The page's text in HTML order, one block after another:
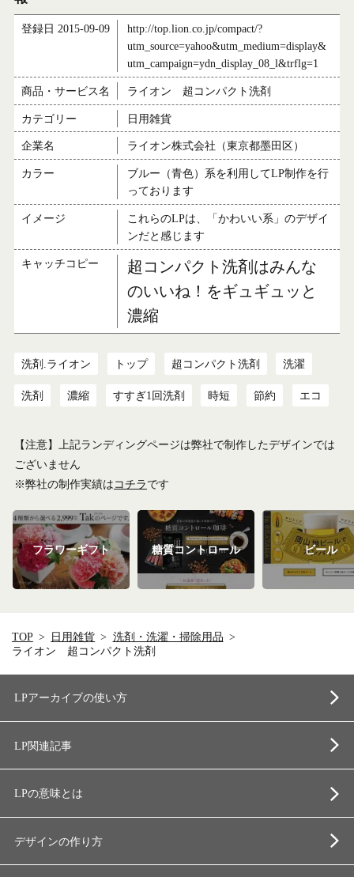
登録日 2015-09-09
http://top.lion.co.jp/compact/?
utm_source=yahoo&utm_medium=display&
utm_campaign=ydn_display_08_l&trflg=1
商品・サービス名 ライオン 超コンパクト洗剤
カテゴリー 日用雑貨
企業名 ライオン株式会社（東京都墨田区）
カラー
ブルー（青色）系を利用してLP制作を行
っております
イメージ
これらのLPは、「かわいい系」のデザイ
ンだと感じます
キャッチコピー
超コンパクト洗剤はみんな
のいいね！をギュギュッと
濃縮
洗剤.ライオン トップ 超コンパクト洗剤 洗濯
洗剤 濃縮 すすぎ1回洗剤 時短 節約 エコ
【注意】上記ランディングページは弊社で制作したデザインでは
ございません
※弊社の制作実績はコチラです
フラワーギフト 糖質コントロール ビール
TOP 日用雑貨
洗剤・洗濯・掃除用品
ライオン 超コンパクト洗剤
LPアーカイブの使い方
LP関連記事
LPの意味とは
デザインの作り方